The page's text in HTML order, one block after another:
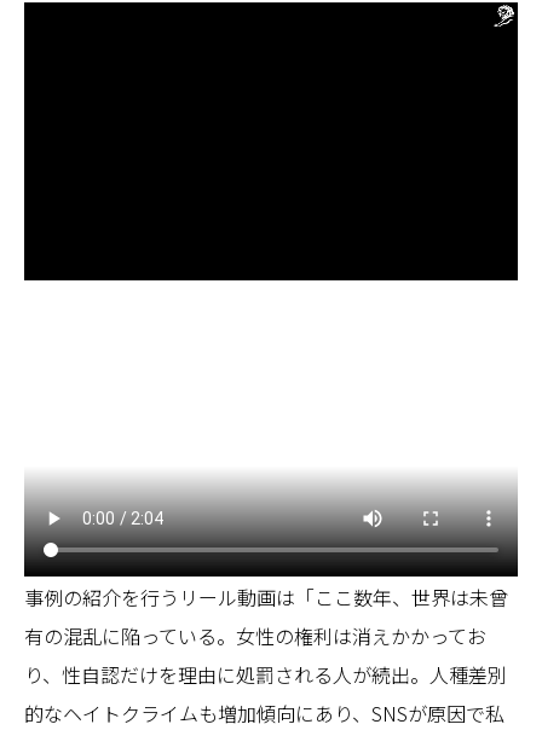
事例の紹介を行うリール動画は「ここ数年、世界は未曾
有の混乱に陥っている。女性の権利は消えかかってお
り、性自認だけを理由に処罰される人が続出。人種差別
的なヘイトクライムも増加傾向にあり、SNSが原因で私